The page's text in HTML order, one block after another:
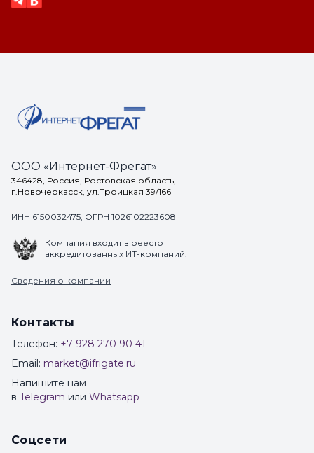
ООО «Интернет-Фрегат»
346428, Россия, Ростовская область,
г.Новочеркасск, ул.Троицкая 39/166
ИНН 6150032475, ОГРН 1026102223608
Компания входит в реестр
аккредитованных ИТ-компаний.
Сведения о компании
Контакты
Телефон: +7 928 270 90 41
Email: market@ifrigate.ru
Напишите нам
в Telegram или Whatsapp
Соцсети